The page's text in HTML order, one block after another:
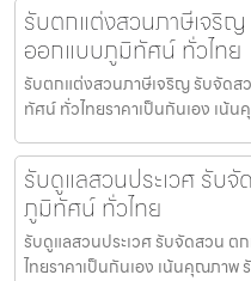
รับตกแต่งสวนภาษีเจริ
ออกแบบภูมิทัศน์ ทั่วไทย
รับตกแต่งสวนภาษีเจริญ รับจัด
ทัศน์ ทั่วไทยราคาเป็นกันเอง เน้
รับดูแลสวนประเวศ รับ
ภูมิทัศน์ ทั่วไทย
รับดูแลสวนประเวศ รับจัดสวน
ไทยราคาเป็นกันเอง เน้นคุณภาพ